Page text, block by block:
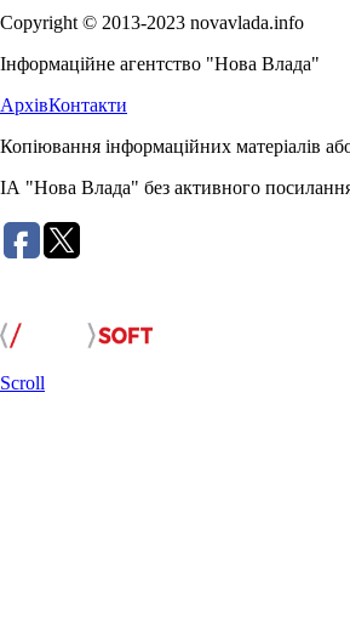
Copyright © 2013-2023 novavlada.info
Інформаційне агентство "Нова Влада"
АрхівКонтакти
Копіювання інформаційних матеріалів
ІА "Нова Влада" без активного
Scroll